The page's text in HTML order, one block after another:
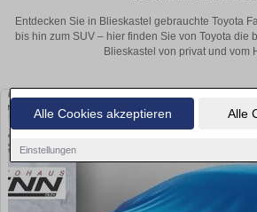
Alle Cookies akzeptieren Alle
Einstellungen
Entdecken Sie in Blieskastel gebrauchte Toyota
bis hin zum SUV – hier finden Sie von Toyota die
Blieskastel von privat und vom